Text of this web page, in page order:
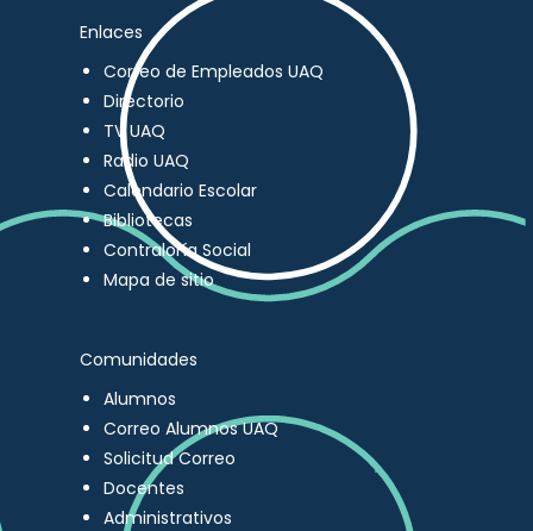
Enlaces
Correo de Empleados UAQ
Directorio
TV UAQ
Radio UAQ
Calendario Escolar
Bibliotecas
Contraloría Social
Mapa de sitio
Comunidades
Alumnos
Correo Alumnos UAQ
Solicitud Correo
Docentes
Administrativos